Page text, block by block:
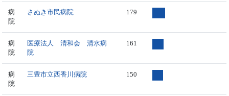
病
院
さぬき市民病院 179
病
院
医療法人 清和会 清水病
院
161
病
院
三豊市立西香川病院 150